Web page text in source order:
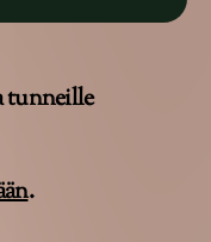
tunneille
.